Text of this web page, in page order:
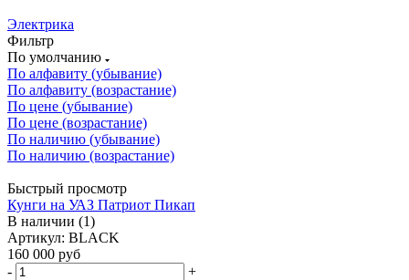
Электрика
Фильтр
По умолчанию
По алфавиту (убывание)
По алфавиту (возрастание)
По цене (убывание)
По цене (возрастание)
По наличию (убывание)
По наличию (возрастание)
Быстрый просмотр
Кунги на УАЗ Патриот Пикап
В наличии (1)
Артикул: BLACK
160 000 руб
-
+